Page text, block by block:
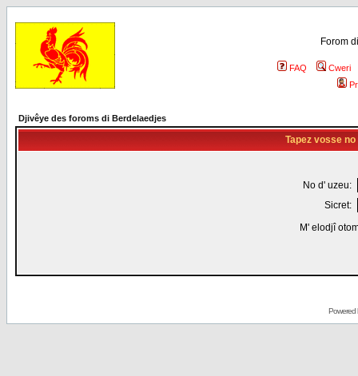
Forom
FAQ
Cweri
Djivêye des foroms di Berdelaedjes
Tapez vosse
No d' uzeu:
Sicret:
M' elodjî
Powered